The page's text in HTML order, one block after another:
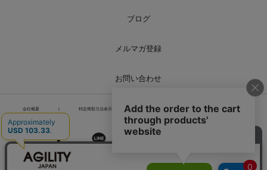
ブログ
メルマガ登録
お問い合わせ
会社概要 | 特定商取引法表示 | 個人情報の取り扱い | サイトマップ